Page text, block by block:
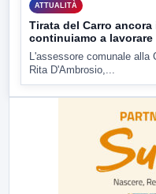
ATTUALITÀ
Tirata del Carro
continuiamo a lavorare
L'assessore comunale alla
Rita D'Ambrosio,...